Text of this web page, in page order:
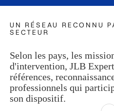
UN RÉSEAU RECONNU
SECTEUR
Selon les pays, les
d'intervention, JLB
références,
professionnels qui
son dispositif.